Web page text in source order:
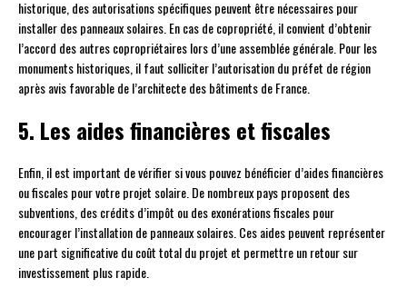
historique, des autorisations spécifiques peuvent être nécessaires pour
installer des panneaux solaires. En cas de copropriété, il convient d’obtenir
l’accord des autres copropriétaires lors d’une assemblée générale. Pour les
monuments historiques, il faut solliciter l’autorisation du préfet de région
après avis favorable de l’architecte des bâtiments de France.
5. Les aides financières et fiscales
Enfin, il est important de vérifier si vous pouvez bénéficier d’aides financières
ou fiscales pour votre projet solaire. De nombreux pays proposent des
subventions, des crédits d’impôt ou des exonérations fiscales pour
encourager l’installation de panneaux solaires. Ces aides peuvent représenter
une part significative du coût total du projet et permettre un retour sur
investissement plus rapide.